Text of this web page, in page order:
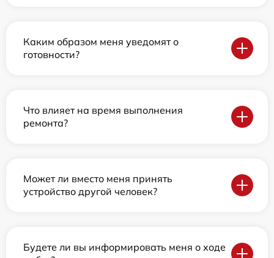
Каким образом меня уведомят о
готовности?
Что влияет на время выполнения
ремонта?
Может ли вместо меня принять
устройство другой человек?
Будете ли вы информировать меня о ходе